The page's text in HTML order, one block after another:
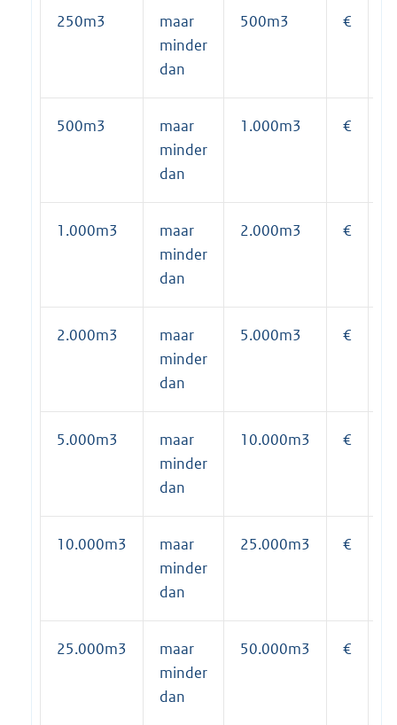
250m3
maar
minder
dan
500m3 €
500m3
maar
minder
dan
1.000m3 €
1.000m3
maar
minder
dan
2.000m3 €
2.000m3
maar
minder
dan
5.000m3 €
5.000m3
maar
minder
dan
10.000m3 €
10.000m3
maar
minder
dan
25.000m3 €
25.000m3
maar
minder
dan
50.000m3 €